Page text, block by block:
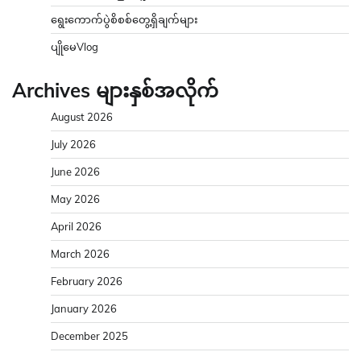
ရွေးကောက်ပွဲစိစစ်တွေ့ရှိချက်များ
ပျိုမေVlog
Archives များနှစ်အလိုက်
August 2026
July 2026
June 2026
May 2026
April 2026
March 2026
February 2026
January 2026
December 2025